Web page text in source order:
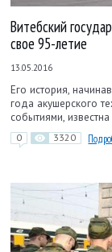
Витебский
свое 95-летие
13.05.2016
Его история,
года акушерского
событиями,
0 3320